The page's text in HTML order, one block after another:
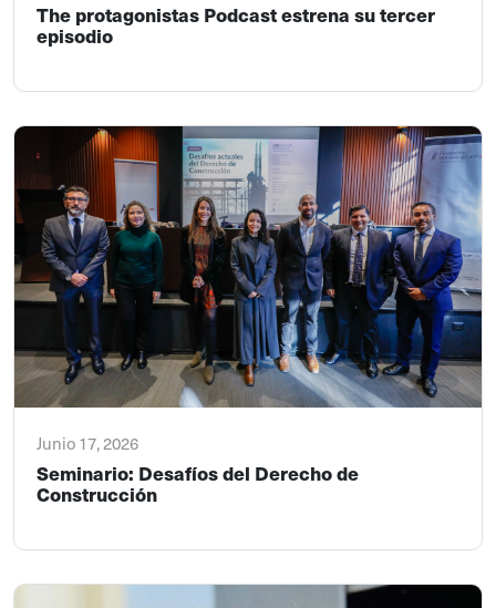
The protagonistas Podcast estrena su tercer
episodio
Junio 17, 2026
Seminario: Desafíos del Derecho de
Construcción